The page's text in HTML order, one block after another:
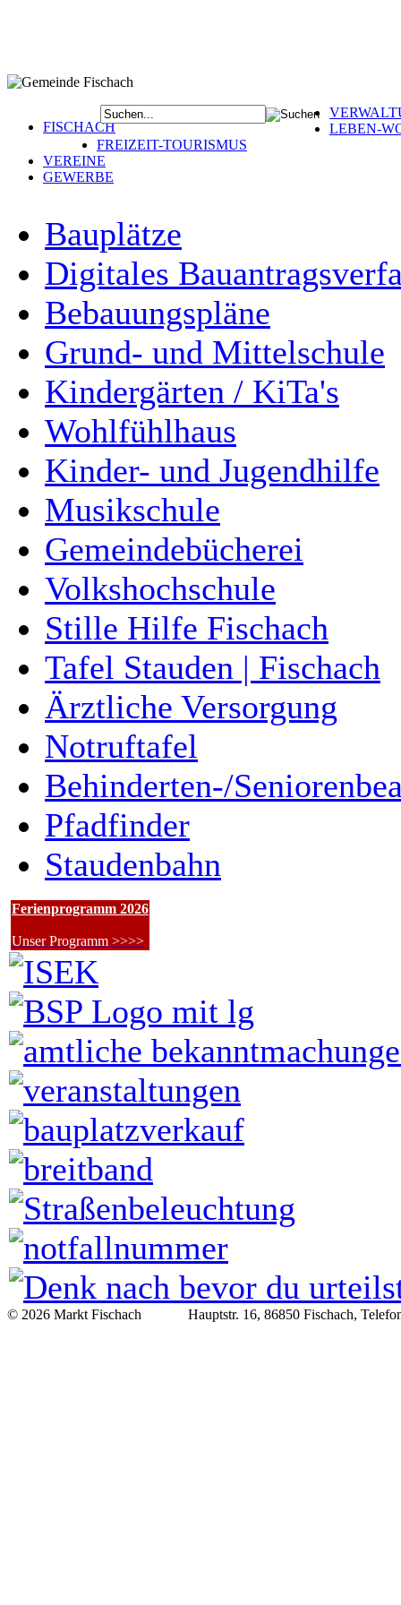
FISCHACH
LEBEN-
FREIZEIT-TOURISMUS
VEREINE
GEWERBE
Bauplätze
Digitales
Bebauungspläne
Grund- und Mittelschule
Kindergärten / KiTa's
Wohlfühlhaus
Kinder- und Jugendhilfe
Musikschule
Gemeindebücherei
Volkshochschule
Stille Hilfe Fischach
Tafel Stauden | Fischach
Ärztliche Versorgung
Notruftafel
Behinderten-/
Pfadfinder
Staudenbahn
Ferienprogramm 2026
Unser Programm >>>>
© 2026 Markt Fischach Hauptstr. 16, 86850 Fischach, Telefon